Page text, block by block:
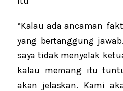
“Kalau ada ancaman
yang bertanggung
saya tidak menyelak
kalau memang itu
akan jelaskan. Kami